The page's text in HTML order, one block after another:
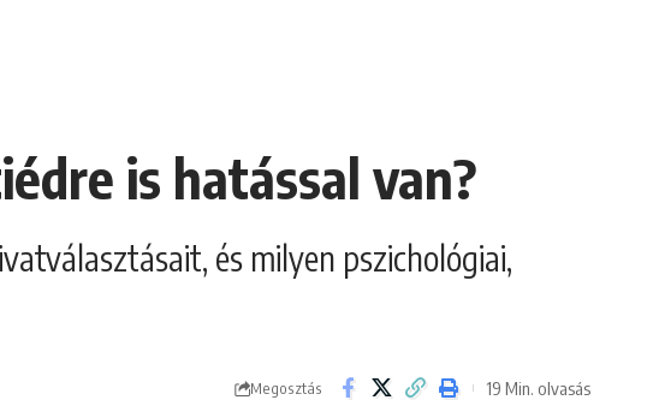
is hatással van?
és milyen pszichológiai,
Megosztás 19 Min. olvasás